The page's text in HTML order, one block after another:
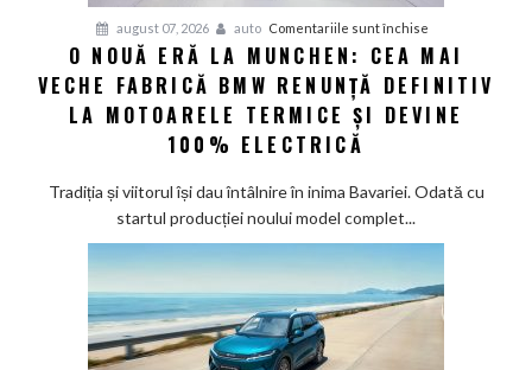
șapte
noi
august 07, 2026 auto Comentariile sunt închise
O
nouă
eră
Cea
BMW
renunță
O NOUĂ ERĂ LA MUNCHEN: CEA MAI
VECHE FABRICĂ BMW RENUNȚĂ DEFINITIV
LA MOTOARELE TERMICE ȘI DEVINE
100% ELECTRICĂ
Tradiția și viitorul își dau întâlnire în inima Bavariei. Odată cu
startul producției noului model complet...